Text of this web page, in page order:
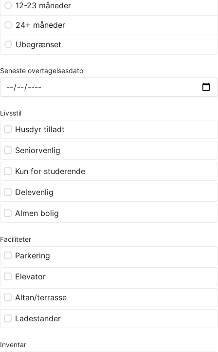
12-23 måneder
24+ måneder
Ubegrænset
Seneste overtagelsesdato
Livsstil
Husdyr tilladt
Seniorvenlig
Kun for studerende
Delevenlig
Almen bolig
Faciliteter
Parkering
Elevator
Altan/terrasse
Ladestander
Inventar